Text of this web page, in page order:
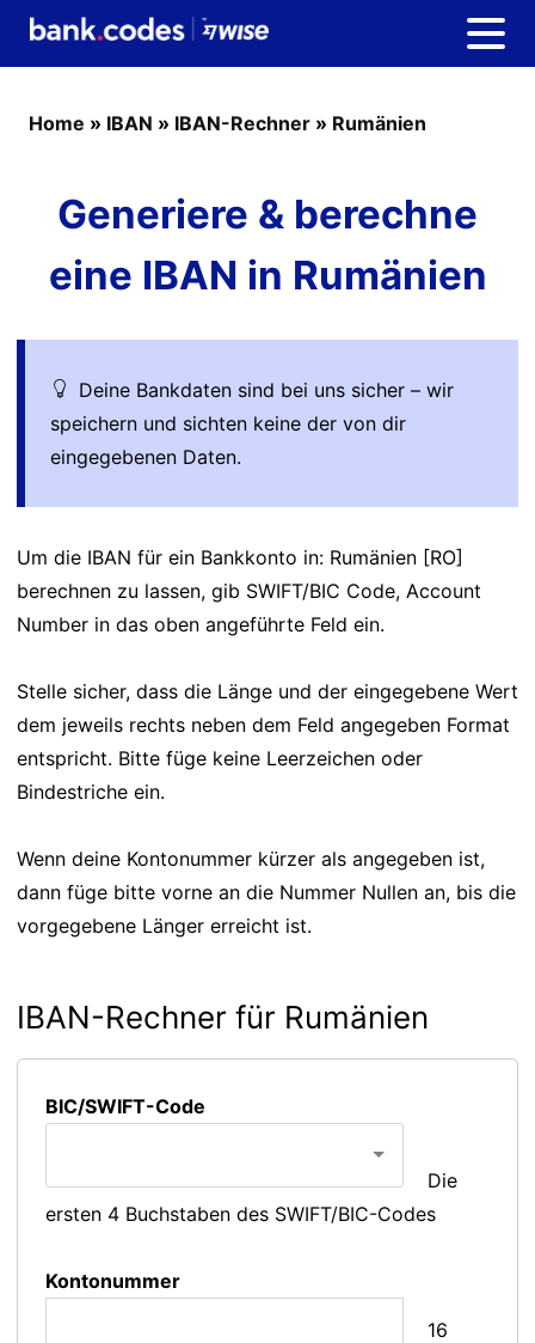
Home » IBAN » IBAN-Rechner » Rumänien
Generiere & berechne
eine IBAN in Rumänien
Deine Bankdaten sind bei uns sicher – wir
speichern und sichten keine der von dir
eingegebenen Daten.
Um die IBAN für ein Bankkonto in: Rumänien [RO]
berechnen zu lassen, gib SWIFT/BIC Code, Account
Number in das oben angeführte Feld ein.
Stelle sicher, dass die Länge und der eingegebene Wert
dem jeweils rechts neben dem Feld angegeben Format
entspricht. Bitte füge keine Leerzeichen oder
Bindestriche ein.
Wenn deine Kontonummer kürzer als angegeben ist,
dann füge bitte vorne an die Nummer Nullen an, bis die
vorgegebene Länger erreicht ist.
IBAN-Rechner für Rumänien
BIC/SWIFT-Code
Die
ersten 4 Buchstaben des SWIFT/BIC-Codes
Kontonummer
16